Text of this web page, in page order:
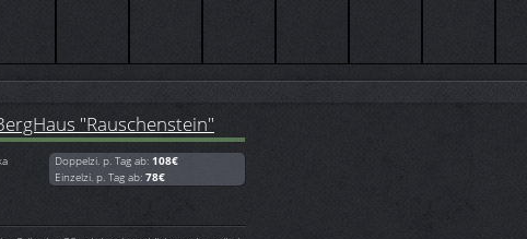
"Rauschenstein"
Doppelzi. p. Tag ab: 108€
Einzelzi. p. Tag ab: 78€